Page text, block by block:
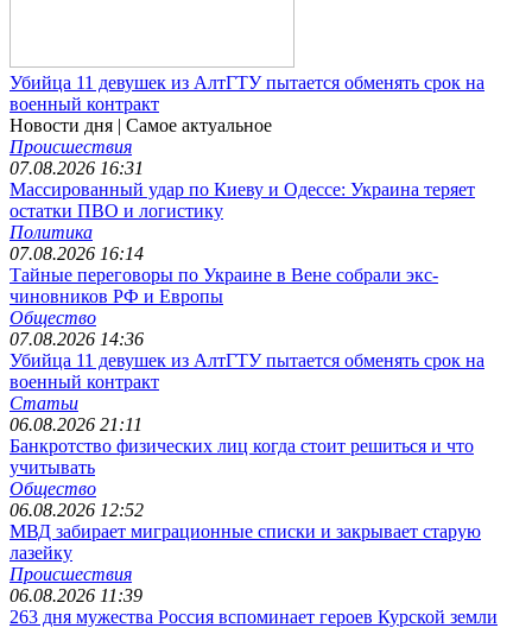
Убийца 11 девушек из АлтГТУ пытается обменять срок на
военный контракт
Новости дня | Самое актуальное
Происшествия
07.08.2026 16:31
Массированный удар по Киеву и Одессе: Украина теряет
остатки ПВО и логистику
Политика
07.08.2026 16:14
Тайные переговоры по Украине в Вене собрали экс-
чиновников РФ и Европы
Общество
07.08.2026 14:36
Убийца 11 девушек из АлтГТУ пытается обменять срок на
военный контракт
Статьи
06.08.2026 21:11
Банкротство физических лиц когда стоит решиться и что
учитывать
Общество
06.08.2026 12:52
МВД забирает миграционные списки и закрывает старую
лазейку
Происшествия
06.08.2026 11:39
263 дня мужества Россия вспоминает героев Курской земли